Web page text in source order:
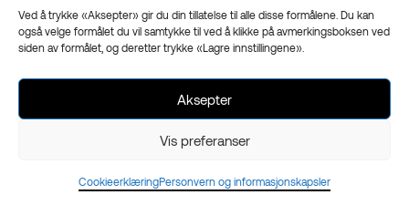
Ved å trykke «Aksepter» gir du din tillatelse til alle disse formålene. Du kan
også velge formålet du vil samtykke til ved å klikke på avmerkingsboksen ved
siden av formålet, og deretter trykke «Lagre innstillingene».
Aksepter
Vis preferanser
CookieerklæringPersonvern og informasjonskapsler
Nyhetsbrev
- en del av
Org.nr 970 989 439